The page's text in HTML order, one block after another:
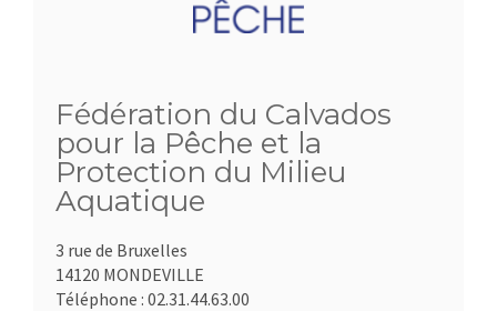
Fédération du Calvados
pour la Pêche et la
Protection du Milieu
Aquatique
3 rue de Bruxelles
14120 MONDEVILLE
Téléphone : 02.31.44.63.00